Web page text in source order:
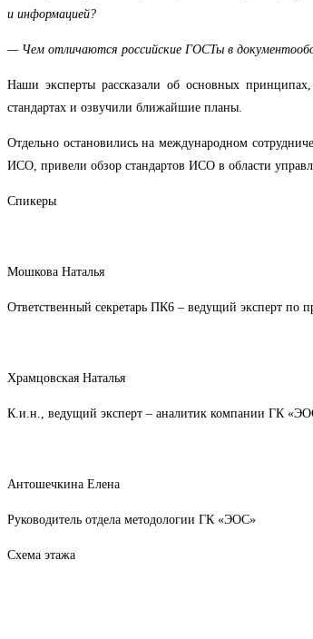
и информацией?
— Чем отличаются российские ГОСТы в
Наши эксперты рассказали об основных
стандартах и озвучили ближайшие планы.
Отдельно остановились на международном
ИСО, привели обзор стандартов ИСО в области
Спикеры
Мошкова Наталья
Ответственный секретарь ПК6 – ведущий эксперт по
Храмцовская Наталья
К.и.н., ведущий эксперт – аналитик компании ГК
Антошечкина Елена
Руководитель отдела методологии ГК «ЭОС»
Схема этажа